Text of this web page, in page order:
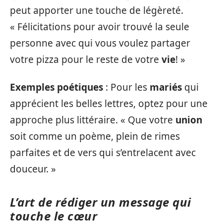
peut apporter une touche de légèreté.
« Félicitations pour avoir trouvé la seule
personne avec qui vous voulez partager
votre pizza pour le reste de votre vie! »
Exemples poétiques : Pour les mariés qui
apprécient les belles lettres, optez pour une
approche plus littéraire. « Que votre union
soit comme un poème, plein de rimes
parfaites et de vers qui s’entrelacent avec
douceur. »
L’art de rédiger un message qui
touche le cœur